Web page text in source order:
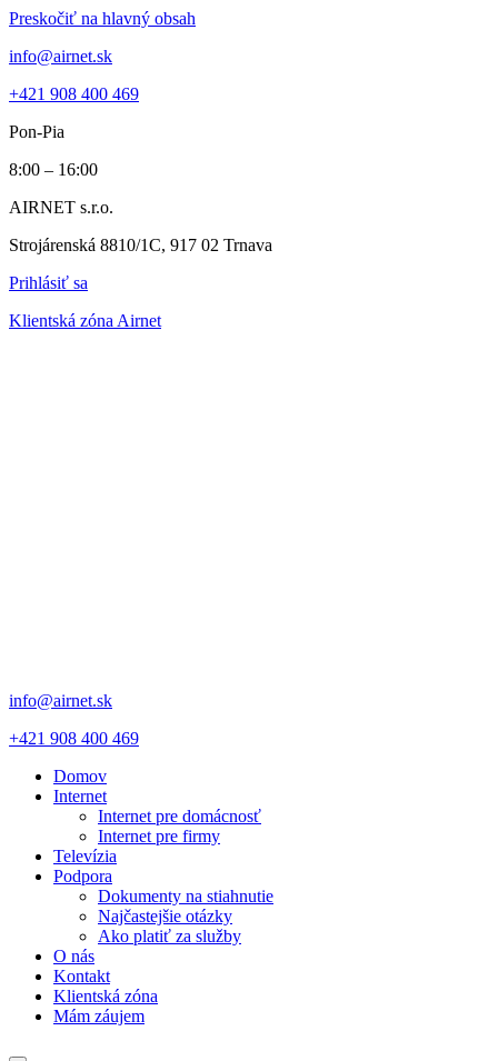
Preskočiť na hlavný obsah
info@airnet.sk
+421 908 400 469
Pon-Pia
8:00 – 16:00
AIRNET s.r.o.
Strojárenská 8810/1C, 917 02 Trnava
Prihlásiť sa
Klientská zóna Airnet
info@airnet.sk
+421 908 400 469
Domov
Internet
Internet pre domácnosť
Internet pre firmy
Televízia
Podpora
Dokumenty na stiahnutie
Najčastejšie otázky
Ako platiť za služby
O nás
Kontakt
Klientská zóna
Mám záujem